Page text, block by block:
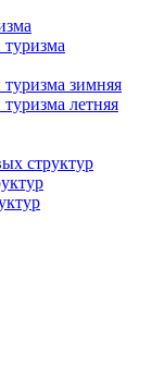
зимняя
летняя
структур